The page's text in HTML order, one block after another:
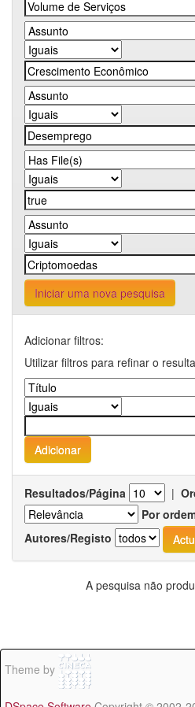
Iniciar uma nova pesquisa
Adicionar filtros:
Utilizar filtros para refinar o
Resultados/Página |
Por
Autores/Registo
A pesquisa não
Theme by